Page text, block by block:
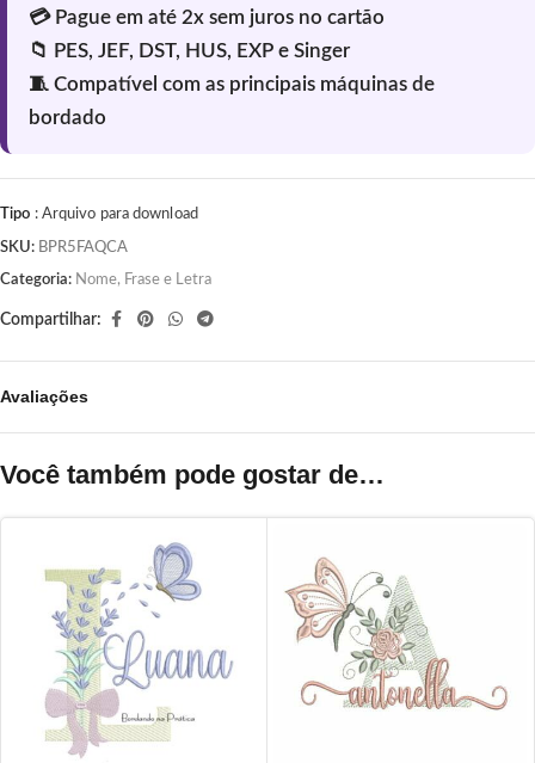
Tipo : Arquivo para download
SKU: BPR5FAQCA
Categoria: Nome, Frase e Letra
Compartilhar:
Avaliações
Você também pode gostar de…